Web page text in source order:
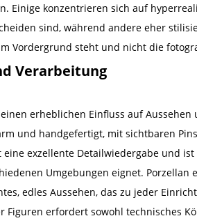
Einige konzentrieren sich auf
sind, während andere eher
Vordergrund steht und nicht die
Verarbeitung
erheblichen Einfluss auf
und handgefertigt, mit sichtbaren
eine exzellente Detailwiedergabe und
Umgebungen eignet.
edles Aussehen, das zu jeder
Figuren erfordert sowohl technisches